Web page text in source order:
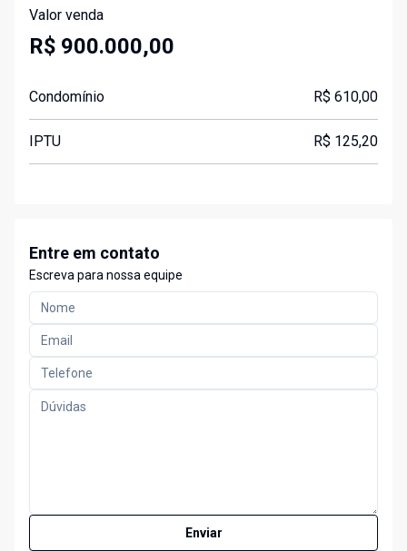
Valor venda
R$ 900.000,00
Condomínio R$ 610,00
IPTU R$ 125,20
Entre em contato
Escreva para nossa equipe
Enviar